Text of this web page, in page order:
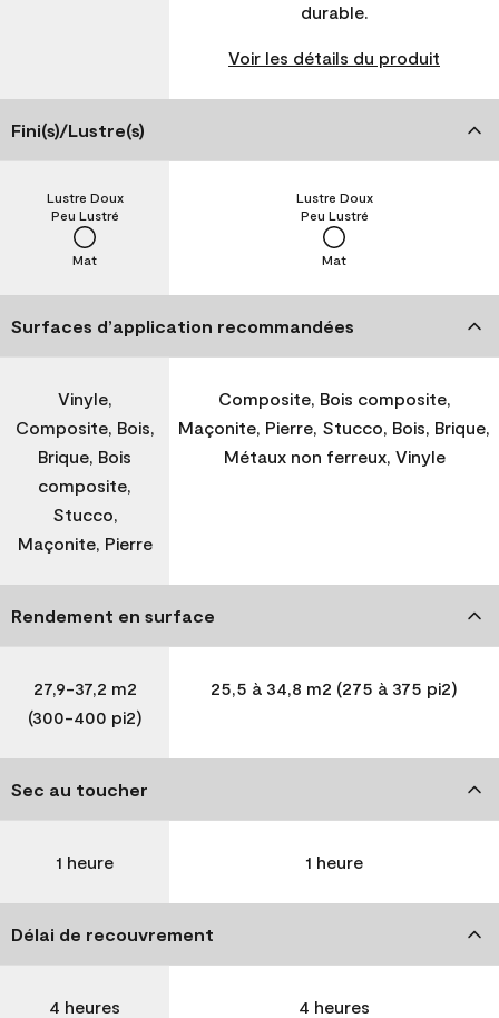
durable.
Voir les détails du produit
Fini(s)/Lustre(s)
Mat
Peu Lustré
Lustre Doux
Mat
Peu Lustré
Lustre Doux
Surfaces d’application recommandées
Vinyle,
Composite, Bois,
Brique, Bois
composite,
Stucco,
Maçonite, Pierre
Composite, Bois composite,
Maçonite, Pierre, Stucco, Bois, Brique,
Métaux non ferreux, Vinyle
Rendement en surface
27,9-37,2 m2
(300-400 pi2)
25,5 à 34,8 m2 (275 à 375 pi2)
Sec au toucher
1 heure 1 heure
Délai de recouvrement
4 heures 4 heures